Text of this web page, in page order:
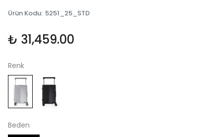
Ürün Kodu: 5251_25_STD
₺ 31,459.00
Renk
Beden